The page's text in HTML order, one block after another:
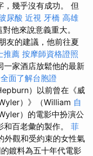
，幾乎沒有成功。 但
尿酸 近視 牙橋 高雄
他來說意義重大。
友的建議，他前往夏
推薦 按摩師資格證照
一家酒店放鬆他的最新
全面了解台胞證
）以前曾在《威
）》（William 自
）的電影中扮演公
百老彙的製作。 菲
外觀和受約束的女性氣
鍍料為五十年代電影